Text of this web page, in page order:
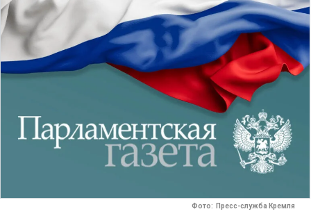
Фото: Пресс-служба Кремля